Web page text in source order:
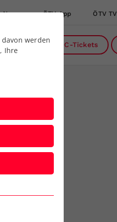
News ÖTV App ÖTV TV
Kreise DC-Tickets
–
werden
Ihre
der